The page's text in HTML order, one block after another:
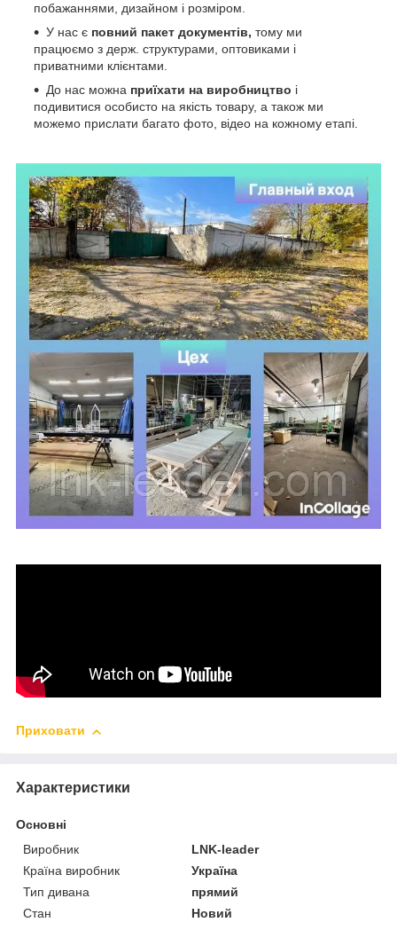
побажаннями, дизайном і розміром.
У нас є повний пакет документів, тому ми
працюємо з держ. структурами, оптовиками і
приватними клієнтами.
До нас можна приїхати на виробництво і
подивитися особисто на якість товару, а також ми
можемо прислати багато фото, відео на кожному етапі.
Приховати
Характеристики
Основні
Виробник
LNK-leader
Країна виробник
Україна
Тип дивана
прямий
Стан
Новий